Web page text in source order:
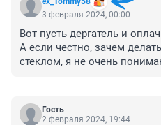
3 февраля 2024, 00:00
Вот пусть дергатель и
А если честно, зачем
стеклом, я не очень
Гость
2 февраля 2024, 19:44